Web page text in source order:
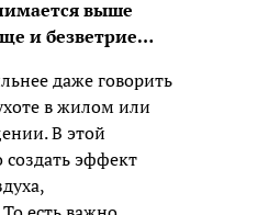
выше
и безветрие…
даже говорить
в жилом или
В этой
эффект